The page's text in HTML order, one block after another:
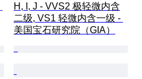
H, I, J - VVS2 极轻微内含
二级, VS1 轻微内含一级 -
美国宝石研究院（GIA）